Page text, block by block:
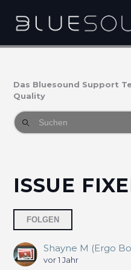
Das Bluesound Support
Quality
ISSUE
FOLGEN
Shayne M (Ergo
vor 1 Jahr